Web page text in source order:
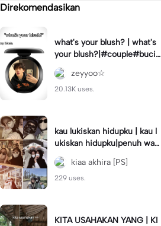
Direkomendasikan
what's your blush? | what's
your blush?|#couple#bucin
#trend#boyfriend#fyp
zeyyoo☆
20.13K uses.
kau lukiskan hidupku | kau l
ukiskan hidupku|penuh war
na#ekspresikanramadan#b
estie#viral#trend#fyp
kiaa akhira [PS]
229 uses.
KITA USAHAKAN YANG | KI